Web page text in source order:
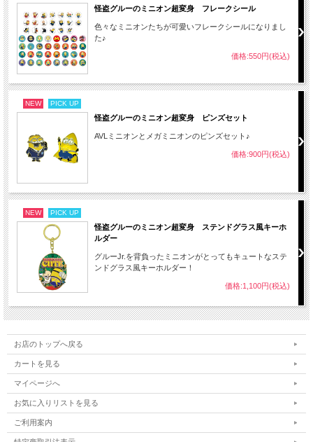
怪盗グルーのミニオン超変身 フレークシール
色々なミニオンたちが可愛いフレークシールになりまし
た♪
価格:550円(税込)
NEW PICK UP
怪盗グルーのミニオン超変身 ピンズセット
AVLミニオンとメガミニオンのピンズセット♪
価格:900円(税込)
NEW PICK UP
怪盗グルーのミニオン超変身 ステンドグラス風キーホ
ルダー
グルーJr.を背負ったミニオンがとってもキュートなステ
ンドグラス風キーホルダー！
価格:1,100円(税込)
お店のトップへ戻る
カートを見る
マイページへ
お気に入りリストを見る
ご利用案内